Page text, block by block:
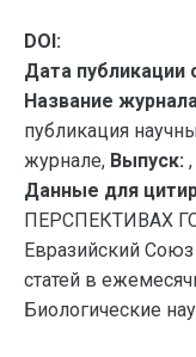
DOI:
Дата публикации
Название
публикация
журнале, Выпуск: ,
Данные для
ПЕРСПЕКТИВАХ
Евразийский
статей в
Биологические